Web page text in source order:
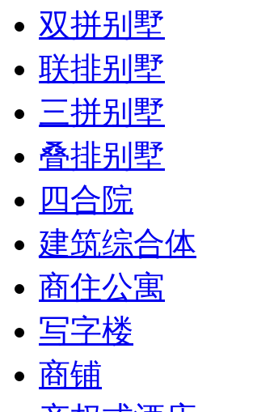
双拼别墅
联排别墅
三拼别墅
叠排别墅
四合院
建筑综合体
商住公寓
写字楼
商铺